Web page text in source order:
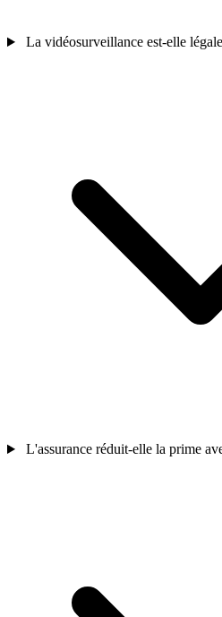
La vidéosurveillance est-elle
L'assurance réduit-elle la prime